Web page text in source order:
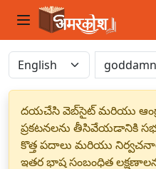
దయచేసి వెబ్‌సైట్ మరియు
ప్రకటనలను తీసివేయడానికి
కొత్త పదాలు మరియు
ఇతర భాష సంబంధిత